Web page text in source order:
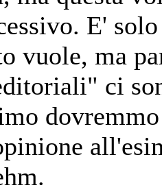
E'
vuole, ma
ci